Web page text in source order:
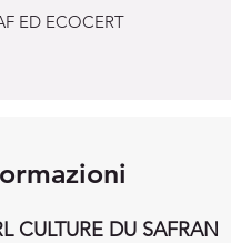
ED ECOCERT
CULTURE DU SAFRAN